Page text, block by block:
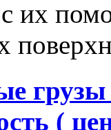
с их
грузы
(